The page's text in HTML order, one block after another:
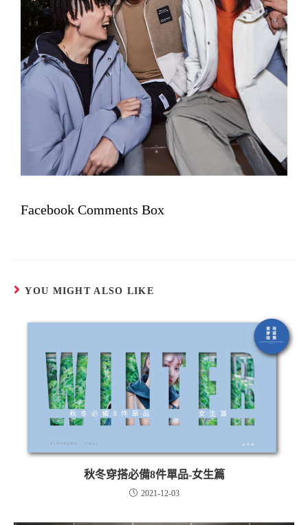
Facebook Comments Box
YOU MIGHT ALSO LIKE
秋冬穿搭必備8件單品-女生篇
2021-12-03